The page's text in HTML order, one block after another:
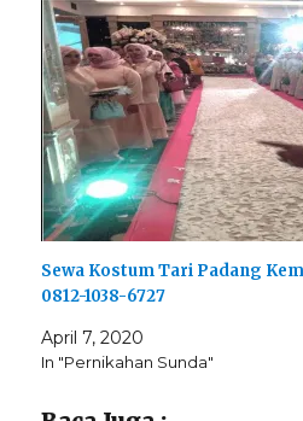
Sewa Kostum Tari Padang
0812-1038-6727
April 7, 2020
In "Pernikahan Sunda"